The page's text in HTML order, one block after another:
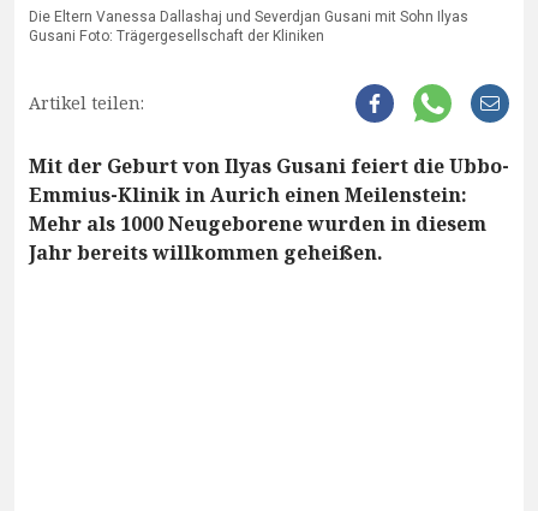
Die Eltern Vanessa Dallashaj und Severdjan Gusani mit Sohn Ilyas
Gusani Foto: Trägergesellschaft der Kliniken
Artikel teilen:
Mit der Geburt von Ilyas Gusani feiert die Ubbo-
Emmius-Klinik in Aurich einen Meilenstein:
Mehr als 1000 Neugeborene wurden in diesem
Jahr bereits willkommen geheißen.